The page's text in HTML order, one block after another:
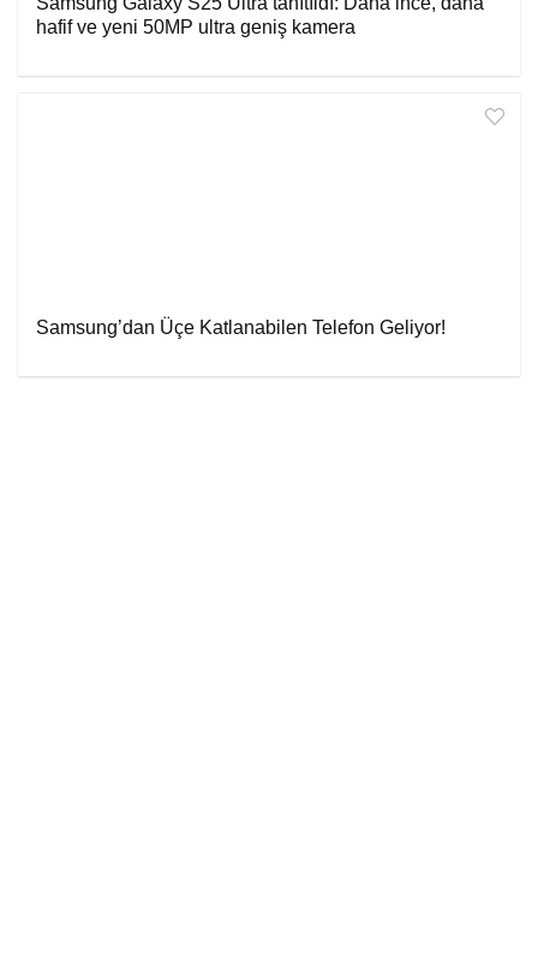
hafif ve yeni 50MP ultra geniş kamera
Samsung’dan Üçe Katlanabilen Telefon Geliyor!